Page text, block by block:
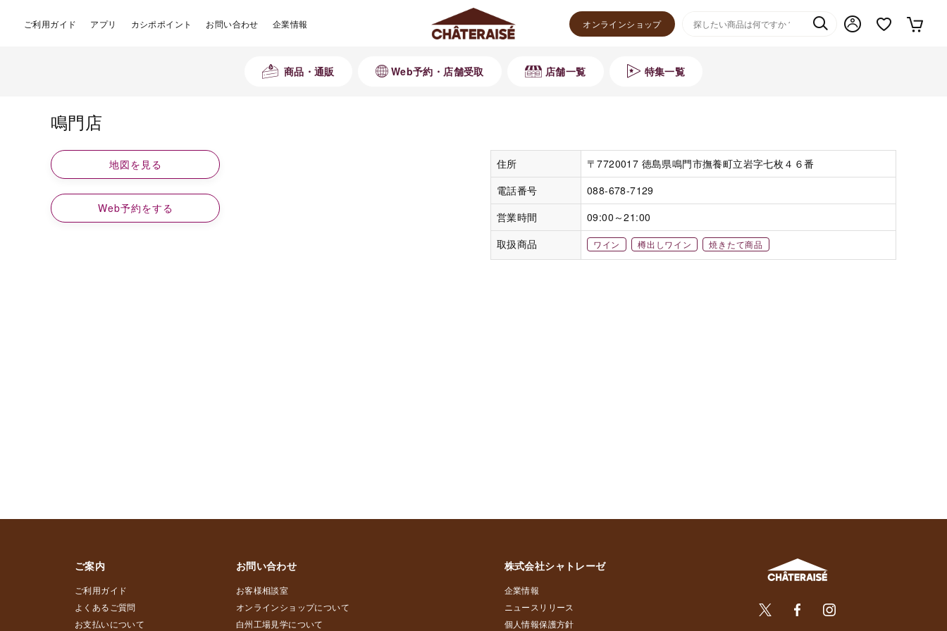
ご利用ガイド アプリ カシポポイント お問い合わせ 企業情報 オンラインショップ
商品・通販 Web予約・店舗受取 店舗一覧 特集一覧
鳴門店
住所
〒7720017 徳島県鳴門市撫養町立岩字七枚４６番
電話番号
088-678-7129
営業時間
09:00～21:00
取扱商品
ワイン 樽出しワイン 焼きたて商品
地図を見る
Web予約をする
ご案内
ご利用ガイド
よくあるご質問
お支払いについて
お問い合わせ
お客様相談室
オンラインショップについて
白州工場見学について
株式会社シャトレーゼ
企業情報
ニュースリリース
個人情報保護方針